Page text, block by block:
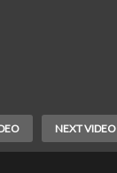
NEXT VIDEO